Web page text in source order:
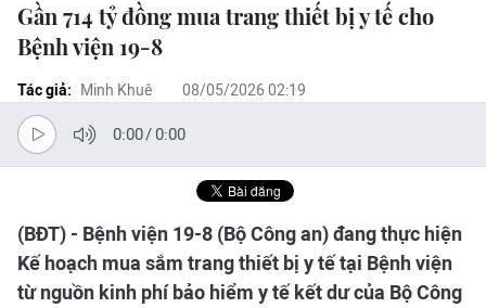
Gần 714 tỷ đồng mua trang thiết bị y tế cho
Bệnh viện 19-8
Tác giả: Minh Khuê 08/05/2026 02:19
0:00/0:00
(BĐT) - Bệnh viện 19-8 (Bộ Công an) đang thực hiện
Kế hoạch mua sắm trang thiết bị y tế tại Bệnh viện
từ nguồn kinh phí bảo hiểm y tế kết dư của Bộ Công